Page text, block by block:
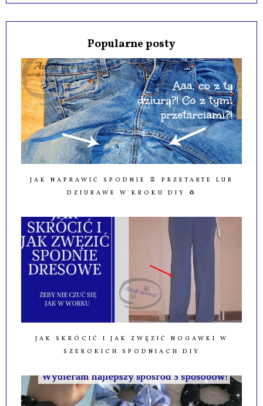
Popularne posty
JAK NAPRAWIĆ SPODNIE 👖 PRZETARTE LUB
DZIURAWE W KROKU DIY ♻️
JAK SKRÓCIĆ I JAK ZWĘZIĆ NOGAWKI W
SZEROKICH SPODNIACH DIY